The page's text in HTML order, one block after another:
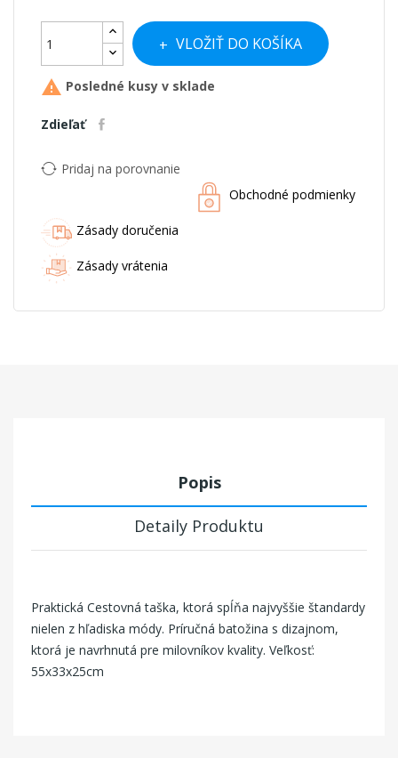
VLOŽIŤ DO KOŠÍKA
 Posledné kusy v sklade
Zdieľať
Pridaj na porovnanie
Obchodné podmienky
Zásady doručenia
Zásady vrátenia
Popis
Detaily Produktu
Praktická Cestovná taška, ktorá spĺňa najvyššie štandardy
nielen z hľadiska módy. Príručná batožina s dizajnom,
ktorá je navrhnutá pre milovníkov kvality. Veľkosť:
55x33x25cm